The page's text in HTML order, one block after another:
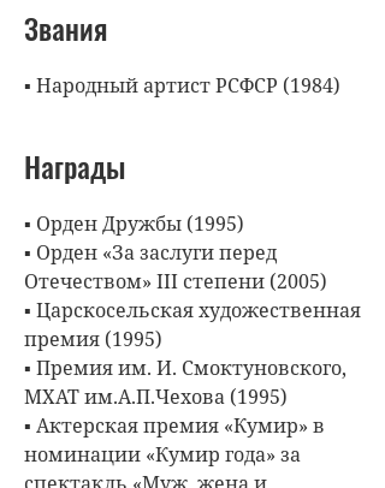
Звания
▪ Народный артист РСФСР (1984)
Награды
▪ Орден Дружбы (1995)
▪ Орден «За заслуги перед
Отечеством» III степени (2005)
▪ Царскосельская художественная
премия (1995)
▪ Премия им. И. Смоктуновского,
МХАТ им.А.П.Чехова (1995)
▪ Актерская премия «Кумир» в
номинации «Кумир года» за